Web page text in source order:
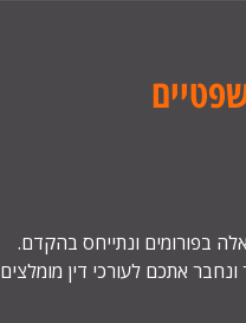
בפורומים ונתייחס בהקדם.
אתכם לעורכי דין